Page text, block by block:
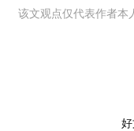
该文观点仅代表作者本